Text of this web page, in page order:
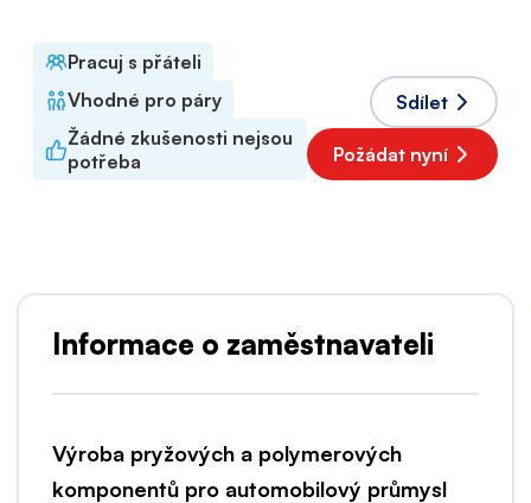
Pracuj s přáteli
Vhodné pro páry
Žádné zkušenosti nejsou
potřeba
Sdílet
Požádat nyní
Informace o zaměstnavateli
Výroba pryžových a polymerových
komponentů pro automobilový průmysl